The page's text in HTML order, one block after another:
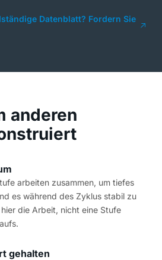
Datenblatt? Fordern Sie
anderen
arbeiten zusammen, um tiefes
es während des Zyklus stabil zu
die Arbeit, nicht eine Stufe
gehalten